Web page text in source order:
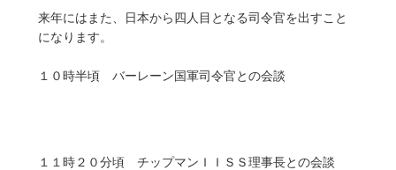
来年にはまた、日本から四人目となる司令官を出すこと
になります。
１０時半頃 バーレーン国軍司令官との会談
１１時２０分頃 チップマンＩＩＳＳ理事長との会談